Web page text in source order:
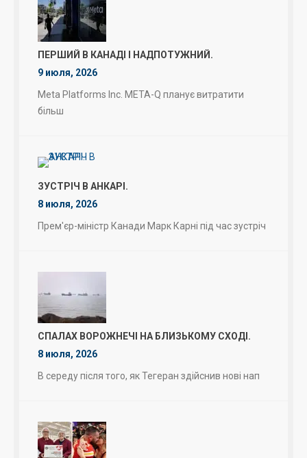
ПЕРШИЙ В КАНАДІ І НАДПОТУЖНИЙ.
9 июля, 2026
Meta Platforms Inc. META-Q планує витратити
більш
ЗУСТРІЧ В АНКАРІ.
8 июля, 2026
Прем'єр-міністр Канади Марк Карні під час зустріч
СПАЛАХ ВОРОЖНЕЧІ НА БЛИЗЬКОМУ СХОДІ.
8 июля, 2026
В середу після того, як Тегеран здійснив нові нап